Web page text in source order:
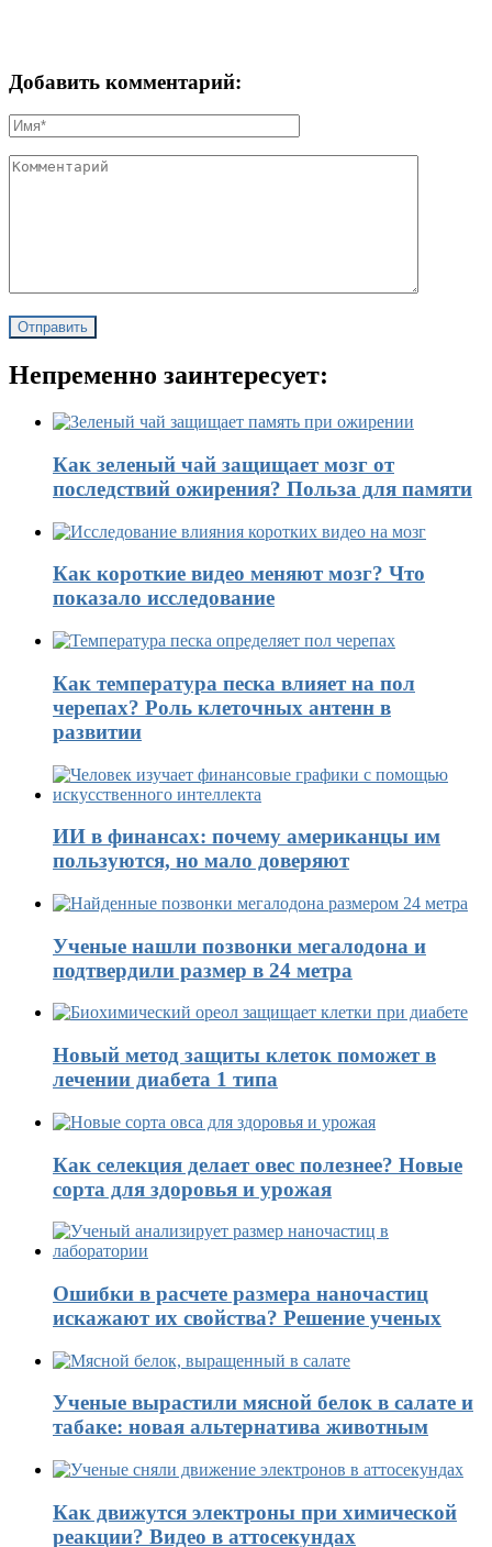
Добавить комментарий:
Непременно заинтересует:
Как зеленый чай защищает мозг от
последствий ожирения? Польза для памяти
Как короткие видео меняют мозг? Что
показало исследование
Как температура песка влияет на пол
черепах? Роль клеточных антенн в
развитии
ИИ в финансах: почему американцы им
пользуются, но мало доверяют
Ученые нашли позвонки мегалодона и
подтвердили размер в 24 метра
Новый метод защиты клеток поможет в
лечении диабета 1 типа
Как селекция делает овес полезнее? Новые
сорта для здоровья и урожая
Ошибки в расчете размера наночастиц
искажают их свойства? Решение ученых
Ученые вырастили мясной белок в салате и
табаке: новая альтернатива животным
Как движутся электроны при химической
реакции? Видео в аттосекундах